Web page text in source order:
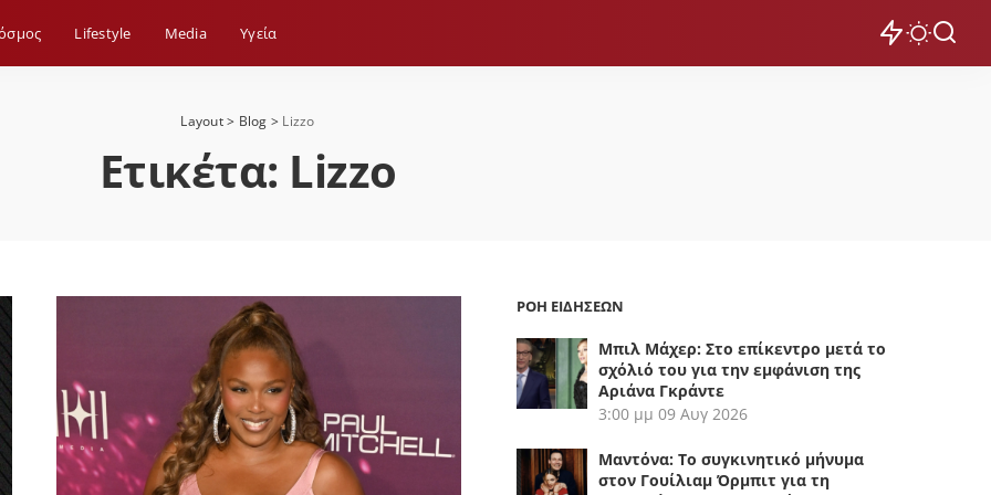
Lifestyle Media Yγεία
Layout> Blog > Lizzo
Ετικέτα: Lizzo
ΡΟΗ ΕΙΔΗΣΕΩΝ
Μπιλ Μάχερ: Στο επίκεντρο μετά το
σχόλιό του για την εμφάνιση της
Αριάνα Γκράντε
3:00 μμ 09 Αυγ 2026
Μαντόνα: Το συγκινητικό μήνυμα
στον Γουίλιαμ Όρμπιτ για τη